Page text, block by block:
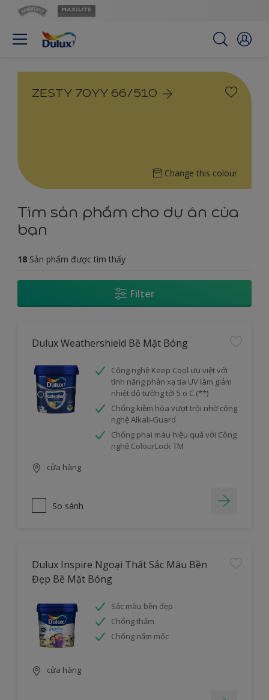
ZESTY 70YY 66/510
Change this colour
Tìm sản phẩm cho dự án của
bạn
18 Sản phẩm được tìm thấy
Filter
Dulux Weathershield Bề Mặt Bóng
Công nghệ Keep Cool ưu việt với
tính năng phản xạ tia UV làm giảm
nhiệt độ tường tới 5 o C (**)
Chống kiềm hóa vượt trội nhờ công
nghệ Alkali-Guard
Chống phai màu hiệu quả với Công
nghệ ColourLock TM
cửa hàng
So sánh
Dulux Inspire Ngoại Thất Sắc Màu Bền
Đẹp Bề Mặt Bóng
Sắc màu bền đẹp
Chống thấm
Chống nấm mốc
cửa hàng